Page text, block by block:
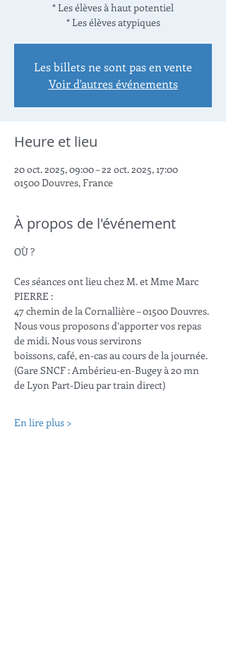
* Les élèves à haut potentiel
* Les élèves atypiques
Les billets ne sont pas en vente
Voir d'autres événements
Heure et lieu
20 oct. 2025, 09:00 – 22 oct. 2025, 17:00
01500 Douvres, France
À propos de l'événement
OÙ ?
Ces séances ont lieu chez M. et Mme Marc
PIERRE :
47 chemin de la Cornallière – 01500 Douvres.
Nous vous proposons d’apporter vos repas
de midi. Nous vous servirons
boissons, café, en-cas au cours de la journée.
(Gare SNCF : Ambérieu-en-Bugey à 20 mn
de Lyon Part-Dieu par train direct)
En lire plus >